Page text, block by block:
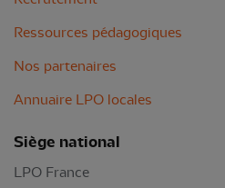
Ressources pédagogiques
Nos partenaires
Annuaire LPO locales
Siège national
LPO France